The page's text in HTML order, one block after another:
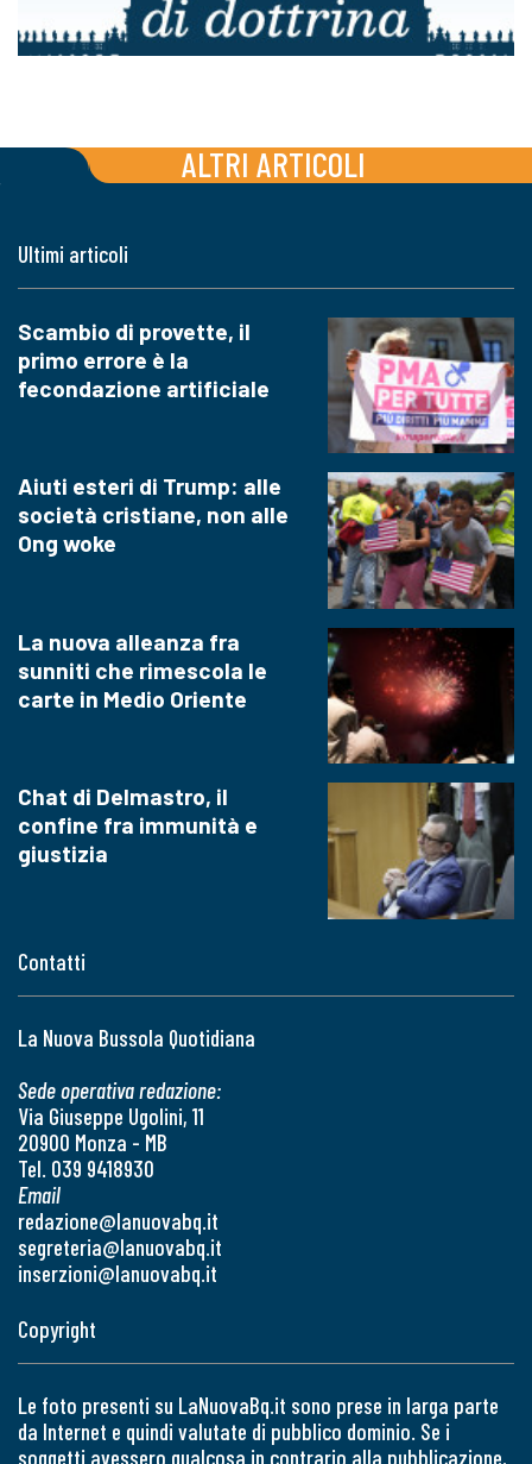
ALTRI ARTICOLI
Contatti
La Nuova Bussola Quotidiana
Sede operativa redazione:
Via Giuseppe Ugolini, 11
20900 Monza - MB
Tel. 039 9418930
Email
redazione@lanuovabq.it
segreteria@lanuovabq.it
inserzioni@lanuovabq.it
Ultimi articoli
Scambio di provette, il
primo errore è la
fecondazione artificiale
Aiuti esteri di Trump: alle
società cristiane, non alle
Ong woke
La nuova alleanza fra
sunniti che rimescola le
carte in Medio Oriente
Chat di Delmastro, il
confine fra immunità e
giustizia
Copyright
Le foto presenti su LaNuovaBq.it sono prese in larga parte
da Internet e quindi valutate di pubblico dominio. Se i
soggetti avessero qualcosa in contrario alla pubblicazione,